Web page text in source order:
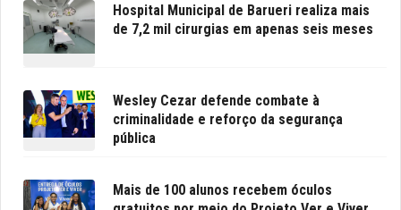
Hospital Municipal de Barueri realiza mais
de 7,2 mil cirurgias em apenas seis meses
Wesley Cezar defende combate à
criminalidade e reforço da segurança
pública
Mais de 100 alunos recebem óculos